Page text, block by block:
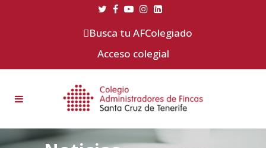
Busca tu AFColegiado
Acceso colegial